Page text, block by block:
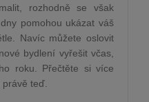
rozhodně se však
pomohou ukázat váš
Navíc můžete oslovit
bydlení vyřešit včas,
roku. Přečtěte si více
teď.